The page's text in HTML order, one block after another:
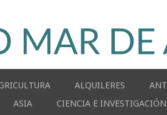
ALQUILERES
ASIA CIENCIA E INVESTIGACIÓN